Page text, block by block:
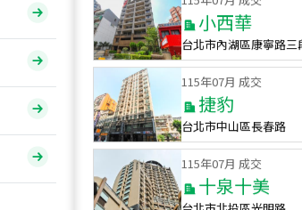
台北市內湖區康寧路三段
115年07月 成交
捷豹
台北市中山區長春路
115年07月 成交
十泉十美
台北市北投區光明路